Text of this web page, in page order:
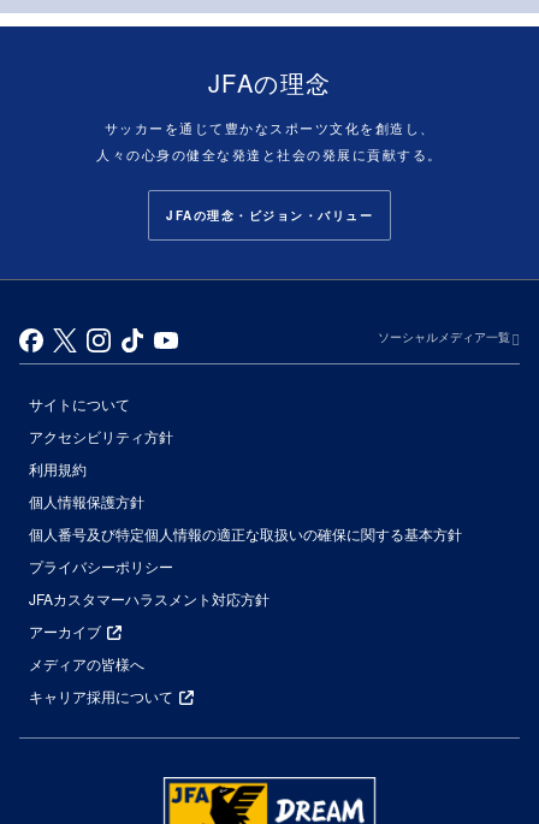
JFAの理念
サッカーを通じて豊かなスポーツ文化を創造し、
人々の心身の健全な発達と社会の発展に貢献する。
JFAの理念・ビジョン・バリュー
ソーシャルメディア一覧
サイトについて
アクセシビリティ方針
利用規約
個人情報保護方針
個人番号及び特定個人情報の適正な取扱いの確保に関する基本方針
プライバシーポリシー
JFAカスタマーハラスメント対応方針
アーカイブ
メディアの皆様へ
キャリア採用について